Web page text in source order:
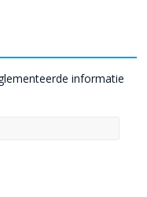
informatie